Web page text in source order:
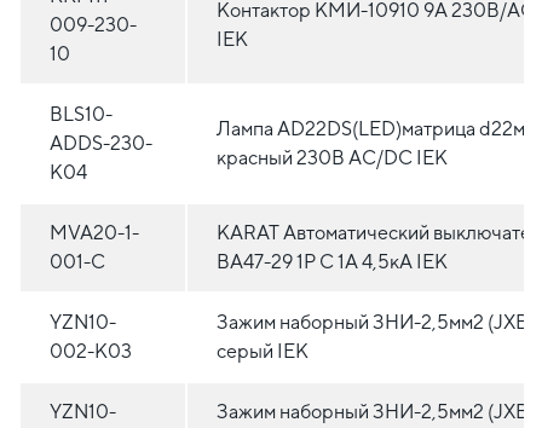
009-230-
10
Контактор КМИ-10910 9А 230В/
IEK
BLS10-
ADDS-230-
K04
Лампа AD22DS(LED)матрица d22мм
красный 230В AC/DC IEK
MVA20-1-
001-C
KARAT Автоматический
ВА47-29 1P C 1А 4,5кА IEK
YZN10-
002-K03
Зажим наборный ЗНИ-2,5мм2
серый IEK
YZN10-
Зажим наборный ЗНИ-2,5мм2